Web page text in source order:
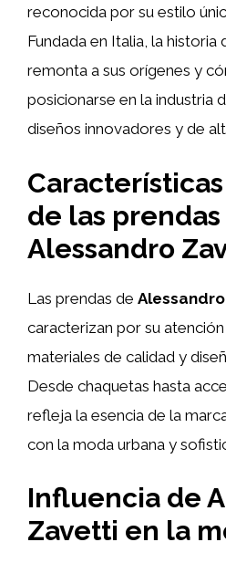
reconocida por su estilo
Fundada en Italia, la historia
remonta a sus orígenes y
posicionarse en la industria
diseños innovadores y de
de las
Alessandro
Las prendas de
caracterizan por su
materiales de calidad y
Desde chaquetas hasta
refleja la esencia de la
con la moda urbana y
Influencia de
Zavetti en la